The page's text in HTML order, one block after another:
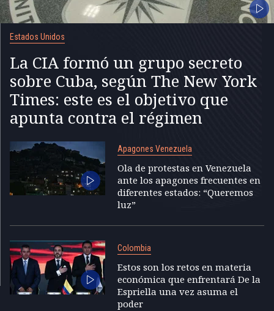
Estados Unidos
La CIA formó un grupo secreto
sobre Cuba, según The New York
Times: este es el objetivo que
apunta contra el régimen
Apagones Venezuela
Ola de protestas en Venezuela
ante los apagones frecuentes en
diferentes estados: “Queremos
luz”
Colombia
Estos son los retos en materia
económica que enfrentará De la
Espriella una vez asuma el
poder